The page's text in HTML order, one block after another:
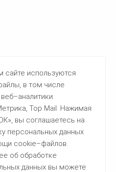
8
сайте используются
в том числе
Top Mail. Нажимая
вы соглашаетесь на
персональных данных
cookie–файлов.
об обработке
данных вы можете